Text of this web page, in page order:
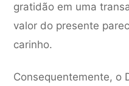
gratidão em uma
valor do presente
carinho.
Consequentemente, o